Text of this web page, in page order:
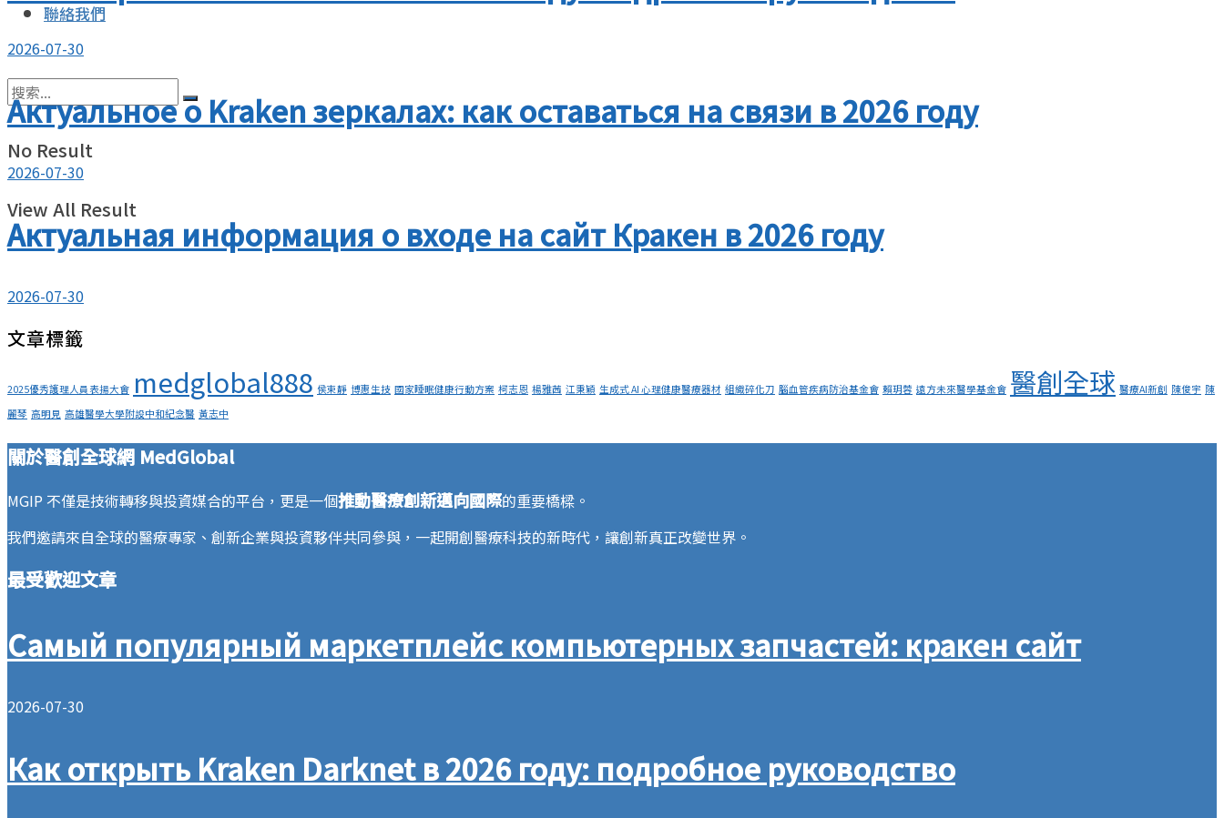
聯絡我們
No Result
View All Result
2026-07-30
Актуальное о Kraken зеркалах: как оставаться на связи в 2026 году
2026-07-30
Актуальная информация о входе на сайт Кракен в 2026 году
2026-07-30
文章標籤
2025優秀護理人員表揚大會 medglobal888 侯束靜 博惠生技 國家睡眠健康行動方案 柯志恩 楊雅茜 江秉穎 生成式 AI 心理健康醫療器材 組織碎化刀 腦血管疾病防治基金會 賴玥蓉 遠方未來醫學基金會 醫創全球 醫療AI新創 陳俊宇 陳
麗琴 高明見 高雄醫學大學附設中和紀念醫 黃志中
關於醫創全球網 MedGlobal
MGIP 不僅是技術轉移與投資媒合的平台，更是一個推動醫療創新邁向國際的重要橋樑。
我們邀請來自全球的醫療專家、創新企業與投資夥伴共同參與，一起開創醫療科技的新時代，讓創新真正改變世界。
最受歡迎文章
Самый популярный маркетплейс компьютерных запчастей: кракен сайт
2026-07-30
Как открыть Kraken Darknet в 2026 году: подробное руководство